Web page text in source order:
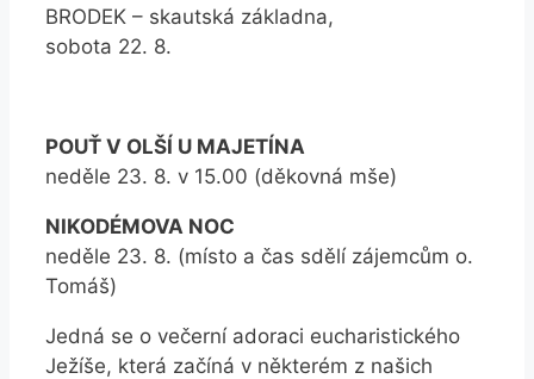
BRODEK – skautská základna,
sobota 22. 8.
POUŤ V OLŠÍ U MAJETÍNA
neděle 23. 8. v 15.00 (děkovná mše)
NIKODÉMOVA NOC
neděle 23. 8. (místo a čas sdělí zájemcům o.
Tomáš)
Jedná se o večerní adoraci eucharistického
Ježíše, která začíná v některém z našich